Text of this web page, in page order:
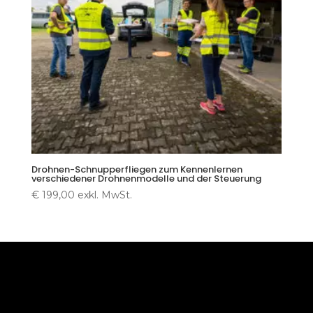
Drohnen-Schnupperfliegen zum Kennenlernen
verschiedener Drohnenmodelle und der Steuerung
€199,00 exkl. MwSt.